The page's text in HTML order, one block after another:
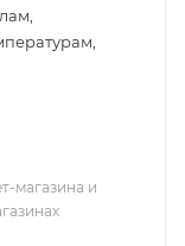
магазина и